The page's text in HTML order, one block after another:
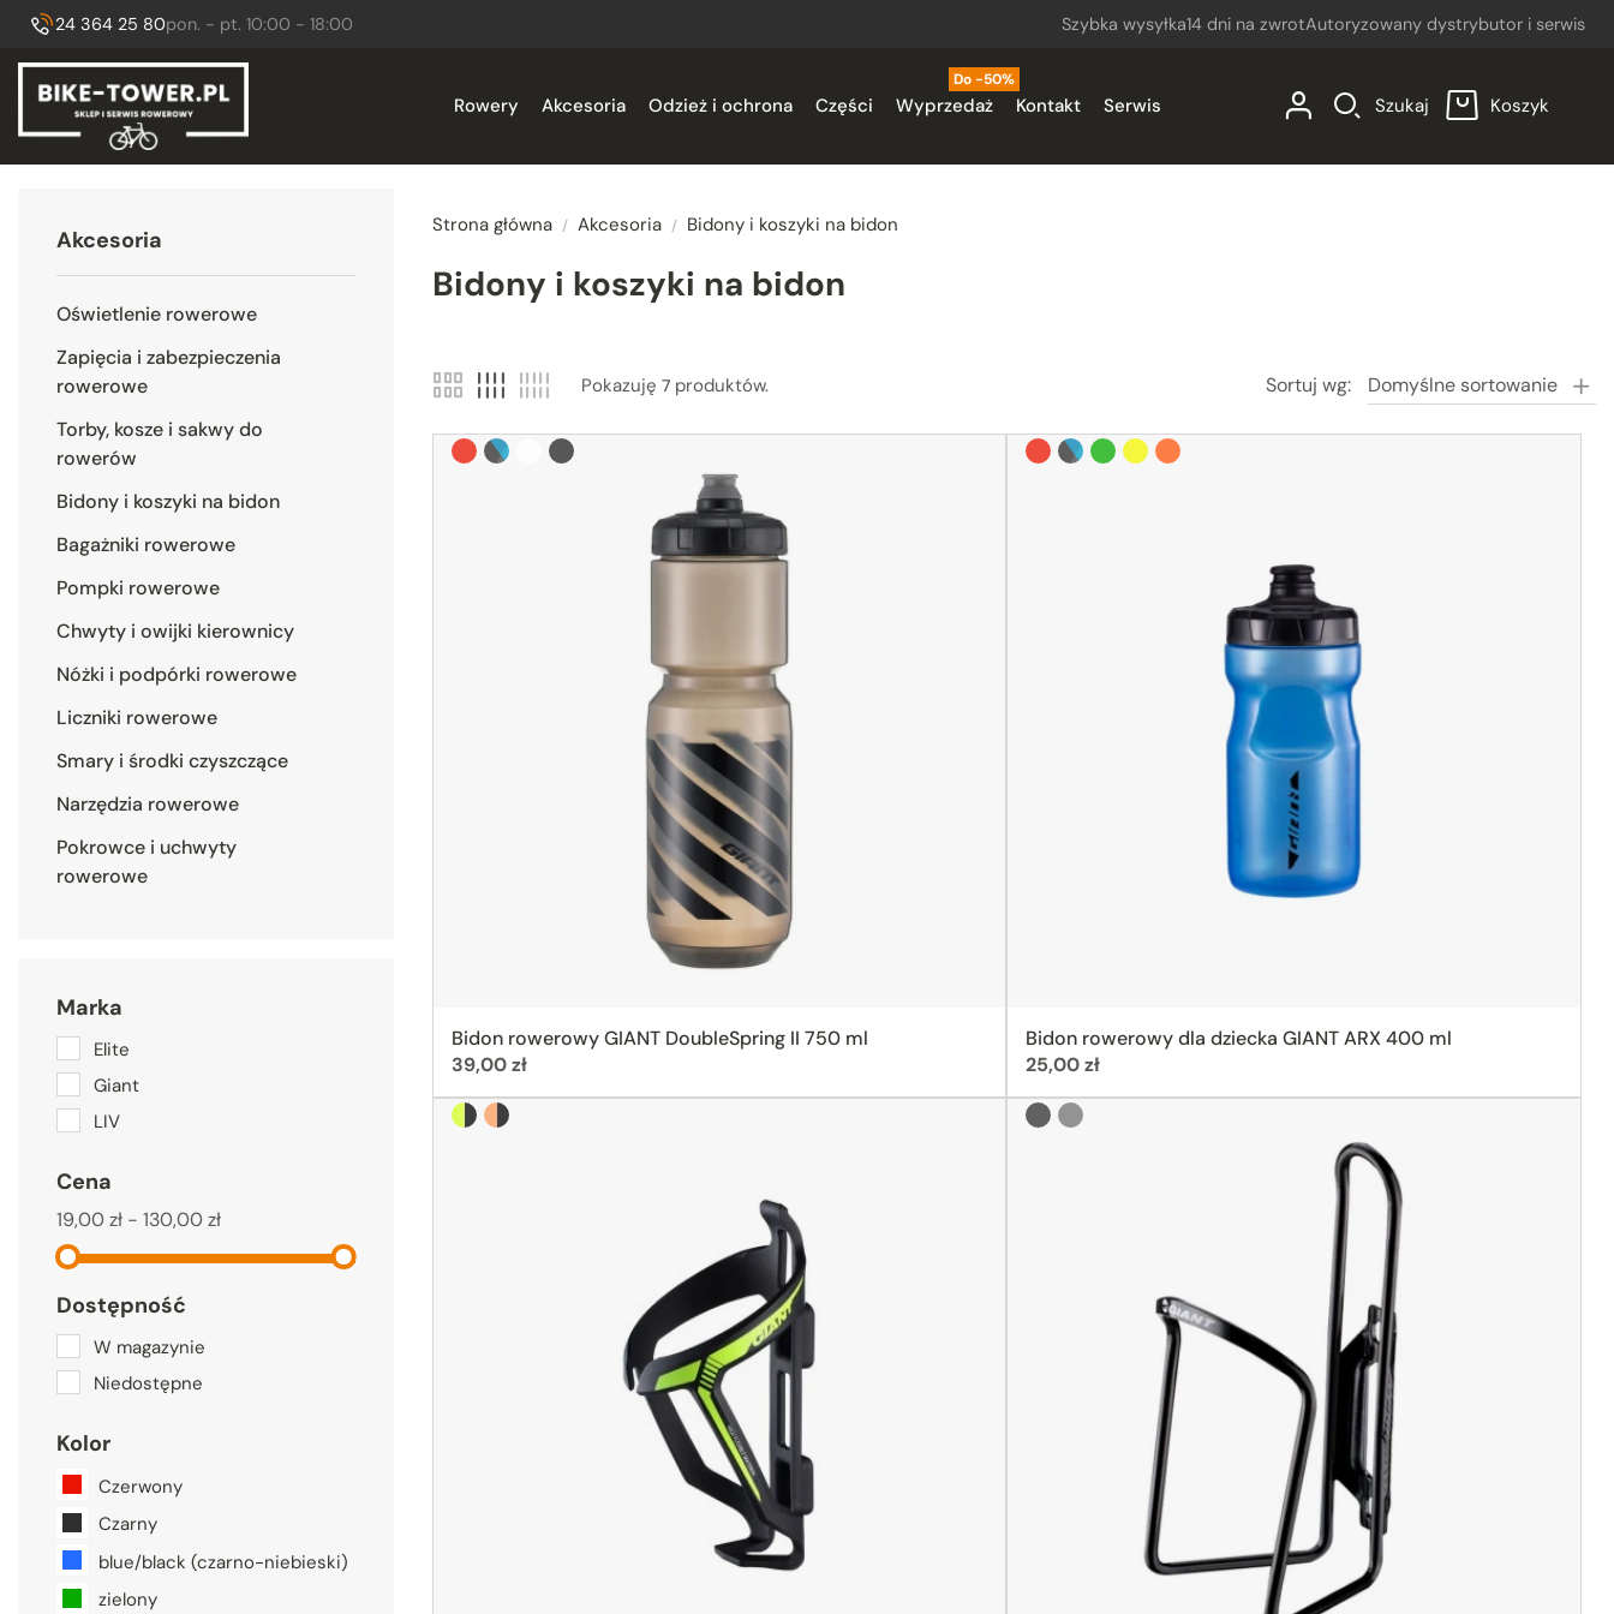
Zadzwoń do nas:
24 364 25 80Godziny otwarcia:
pon. - pt. 10:00 - 18:00 Szybka wysyłka14 dni na zwrotAutoryzowany dystrybutor i serwis
Bike Tower - sklep rowerowy i serwis Płock
Rowery Akcesoria Odzież i ochrona Części Wyprzedaż
Do -50%
Kontakt Serwis Szukaj Koszyk
Akcesoria
Oświetlenie rowerowe
Zapięcia i zabezpieczenia
rowerowe
Torby, kosze i sakwy do
rowerów
Bidony i koszyki na bidon
Bagażniki rowerowe
Pompki rowerowe
Chwyty i owijki kierownicy
Nóżki i podpórki rowerowe
Liczniki rowerowe
Smary i środki czyszczące
Narzędzia rowerowe
Pokrowce i uchwyty
rowerowe
Marka
Elite
Giant
LIV
Cena
19,00 zł - 130,00 zł
Dostępność
W magazynie
Niedostępne
Kolor
Czerwony
Czarny
blue/black (czarno-niebieski)
zielony
Strona główna Akcesoria Bidony i koszyki na bidon
Bidony i koszyki na bidon
Pokazuję 7produktów. Sortuj wg: Domyślne sortowanie
Bidon rowerowy GIANT DoubleSpring II 750 ml
Cena:
39,00 zł
Czerwony
blue/black (czarno-niebieski)
białygrafitowy
Bidon rowerowy dla dziecka GIANT ARX 400 ml
Cena:
25,00 zł
Czerwony
blue/black (czarno-niebieski)
zielony
żółtypomarańczowy
Black / Neon Yellow (czarny / neonowy żółty)
Black / Neon Orange (czarny / neonowy pomarańczowy) Czarnysrebrny